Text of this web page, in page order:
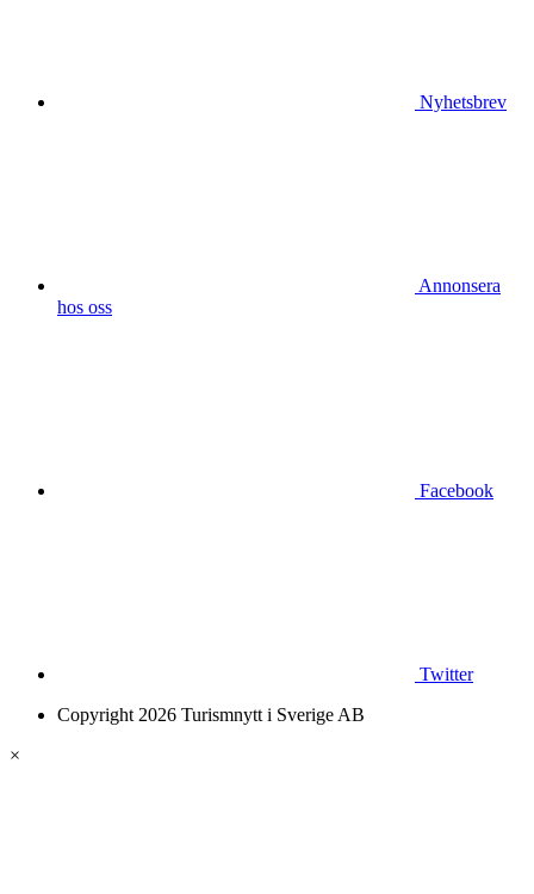
Nyhetsbrev
Annonsera
hos oss
Facebook
Twitter
Copyright 2026 Turismnytt i Sverige AB
×